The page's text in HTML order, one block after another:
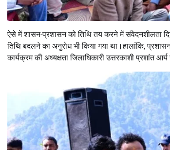
ऐसे में शासन-प्रशासन को तिथि तय करने में संवेदनशीलता
तिथि बदलने का अनुरोध भी किया गया था।हालांकि,
कार्यक्रम की अध्यक्षता जिलाधिकारी उत्तरकाशी प्रशांत